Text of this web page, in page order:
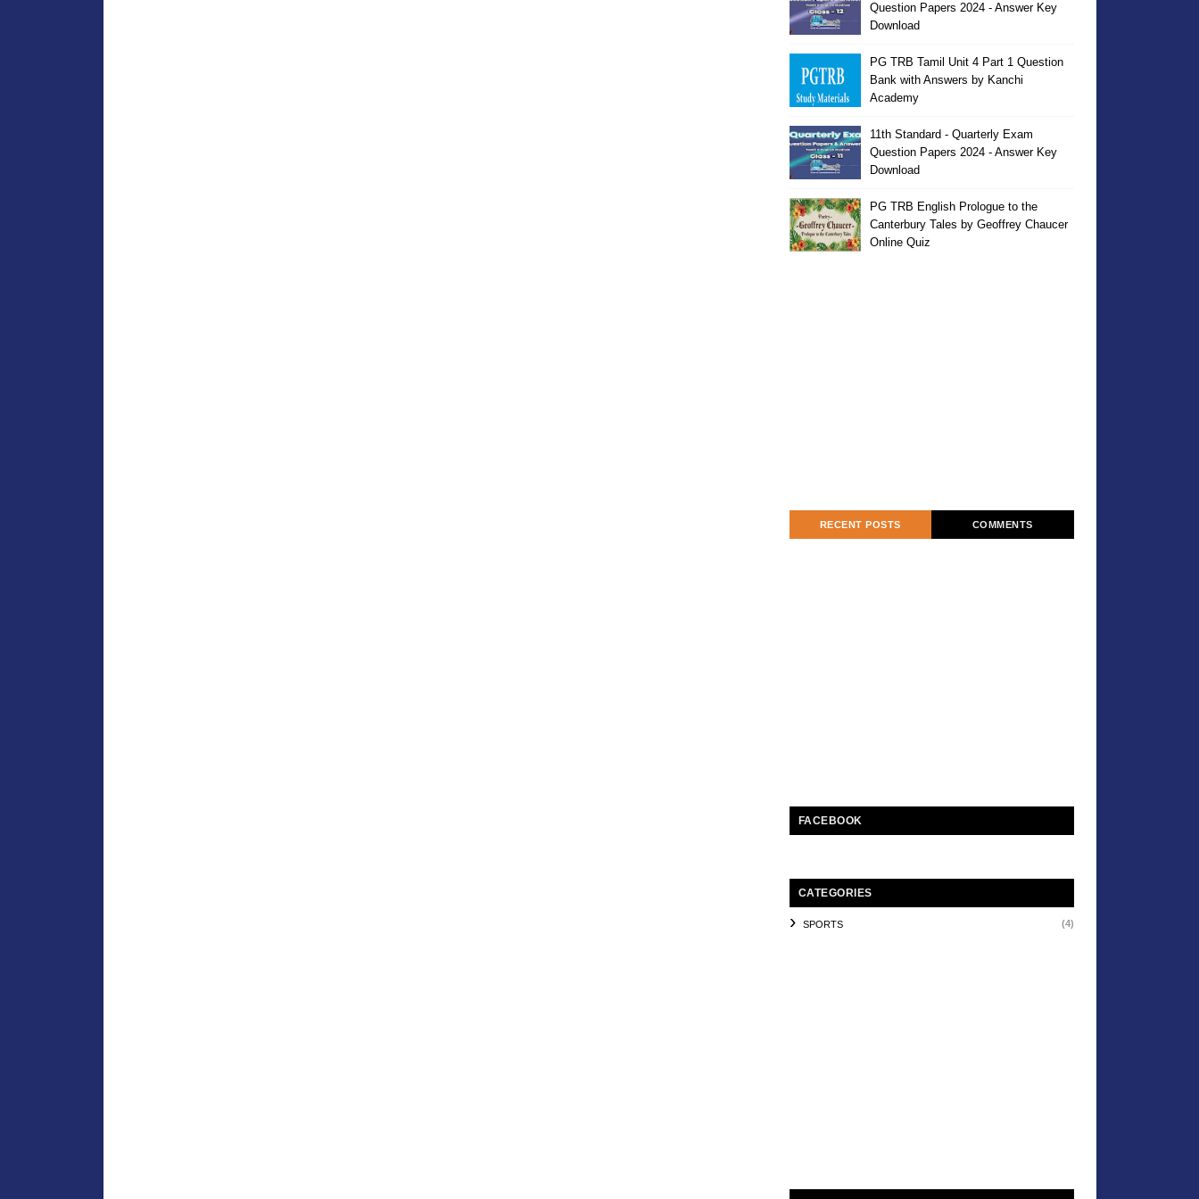
Question Papers 2024 - Answer Key
Download
PG TRB Tamil Unit 4 Part 1 Question
Bank with Answers by Kanchi
Academy
11th Standard - Quarterly Exam
Question Papers 2024 - Answer Key
Download
PG TRB English Prologue to the
Canterbury Tales by Geoffrey Chaucer
Online Quiz
RECENT POSTS COMMENTS
FACEBOOK
CATEGORIES
SPORTS (4)